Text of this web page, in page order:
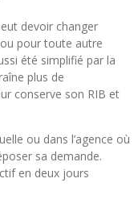
devoir changer
pour toute autre
été simplifié par la
plus de
conserve son RIB et
ou dans l’agence où
sa demande.
en deux jours